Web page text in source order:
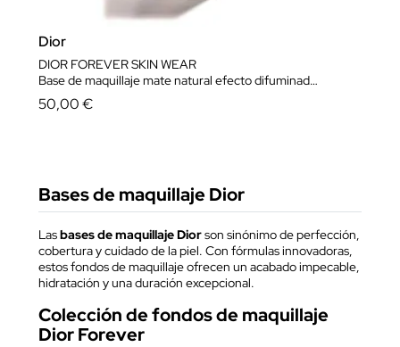
Dior
DIOR FOREVER SKIN WEAR
Base de maquillaje mate natural efecto difuminado - alta duración 24 horas
50,00 €
Bases de maquillaje Dior
Lasbases de maquillaje Diorson sinónimo de perfección,
cobertura y cuidado de la piel. Con fórmulas innovadoras,
estos fondos de maquillaje ofrecen un acabado impecable,
hidratación y una duración excepcional.
Colección de fondos de maquillaje
Dior Forever